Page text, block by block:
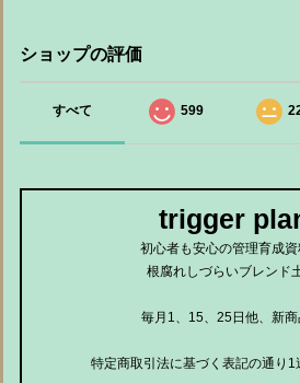
ショップの評価
すべて 599
trigger
初心者も安心の管理育成資
根腐れしづらいブレンド
毎月1、15、25日他、新商
特定商取引法に基づく表記の通り1